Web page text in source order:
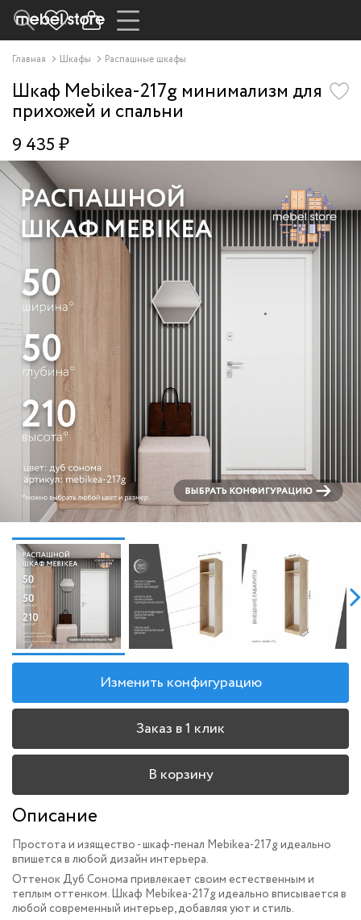
Главная Шкафы Распашные шкафы
Шкаф Mebikea-217g минимализм для
прихожей и спальни
9 435 ₽
Изменить конфигурацию
Заказ в 1 клик
В корзину
Описание
Простота и изящество - шкаф-пенал Mebikea-217g идеально
впишется в любой дизайн интерьера.
Оттенок Дуб Сонома привлекает своим естественным и
теплым оттенком. Шкаф Mebikea-217g идеально вписывается в
любой современный интерьер, добавляя уют и стиль.